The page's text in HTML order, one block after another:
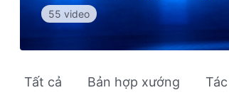
55 video
Tất cả Bản hợp xướng